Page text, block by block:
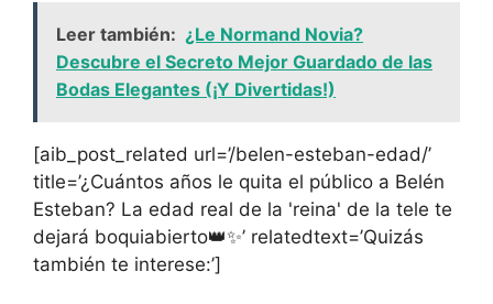
Leer también: ¿Le Normand Novia?
Descubre el Secreto Mejor Guardado de las
Bodas Elegantes (¡Y Divertidas!)
[aib_post_related url=’/belen-esteban-edad/’
title=’¿Cuántos años le quita el público a Belén
Esteban? La edad real de la 'reina' de la tele te
dejará boquiabierto👑✨’ relatedtext=’Quizás
también te interese:’]